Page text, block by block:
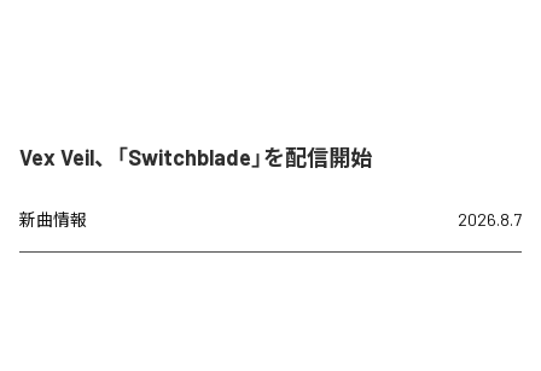
Vex Veil、「Switchblade」を配信開始
新曲情報 2026.8.7